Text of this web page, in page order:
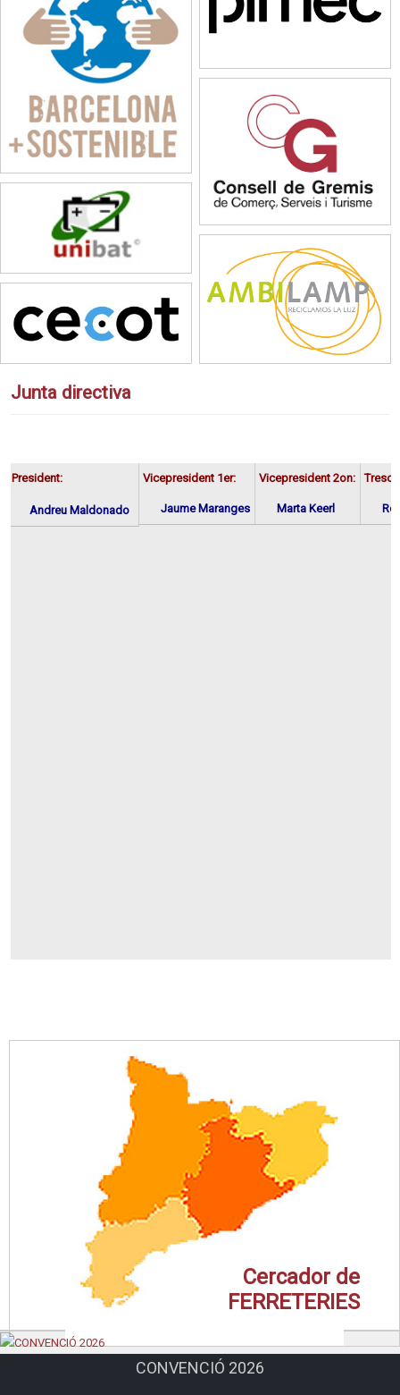
Junta directiva
President:
Andreu Maldonado
Vicepresident 1er:
Jaume Maranges
Vicepresident 2on:
Marta Keerl
Cercador de
FERRETERIES
CONVENCIÓ 2026